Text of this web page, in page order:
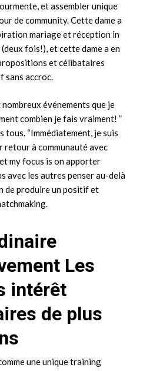
et assembler unique
de community. Cette dame a
mariage et réception in
fois!), et cette dame a en
et célibataires
sans accroc.
événements que je
combien je fais vraiment! ”
tous. “Immédiatement, je suis
retour à communauté avec
my focus is on apporter
avec les autres penser au-delà
de produire un positif et
Les
intérêt
de plus
une unique training